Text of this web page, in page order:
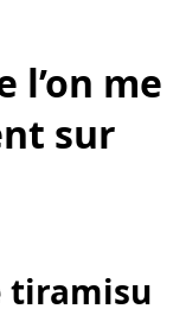
l’on me
sur
tiramisu